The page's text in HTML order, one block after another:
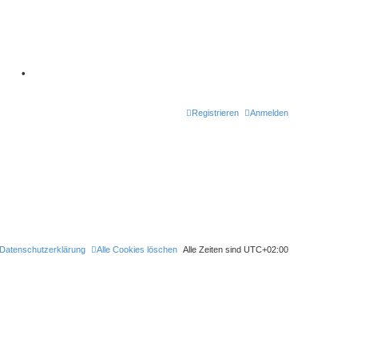
•
Anmelden
Registrieren
Alle Zeiten sind UTC+02:00
Alle Cookies löschen
Datenschutzerklärung